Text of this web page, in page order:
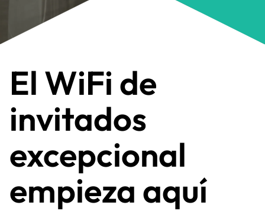
El WiFi de
invitados
excepcional
empieza aquí​